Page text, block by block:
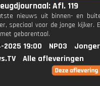
Afl. 119
nieuws uit binnen- en
speciaal voor de jonge kijker.
gebarentaal.
2025 19:00 NPO3
Alle afleveringen